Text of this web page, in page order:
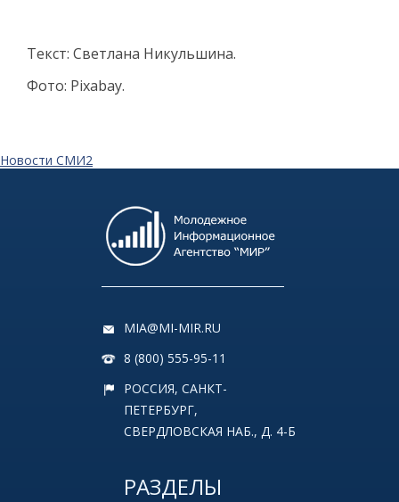
Текст: Светлана Никульшина.
Фото: Pixabay.
Новости СМИ2
MIA@MI-MIR.RU
8 (800) 555-95-11
РОССИЯ, САНКТ-
ПЕТЕРБУРГ,
СВЕРДЛОВСКАЯ НАБ., Д. 4-Б
РАЗДЕЛЫ